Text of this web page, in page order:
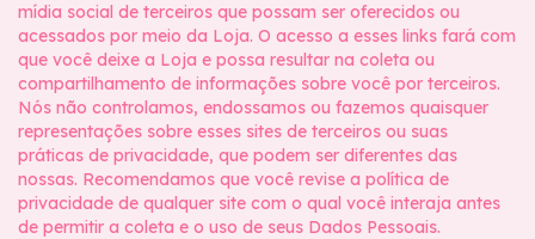
mídia social de terceiros que possam ser oferecidos ou
acessados por meio da Loja. O acesso a esses links fará com
que você deixe a Loja e possa resultar na coleta ou
compartilhamento de informações sobre você por terceiros.
Nós não controlamos, endossamos ou fazemos quaisquer
representações sobre esses sites de terceiros ou suas
práticas de privacidade, que podem ser diferentes das
nossas. Recomendamos que você revise a política de
privacidade de qualquer site com o qual você interaja antes
de permitir a coleta e o uso de seus Dados Pessoais.